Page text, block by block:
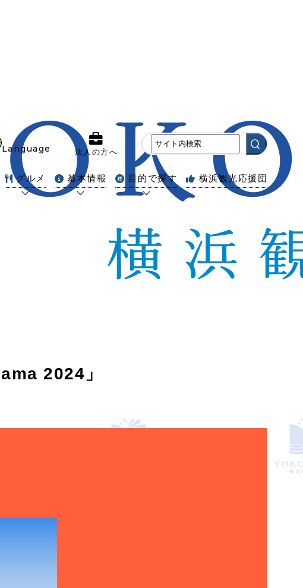
Language
法人の方へ
グルメ 基本情報 目的で探す 横浜観光応援団
2024」